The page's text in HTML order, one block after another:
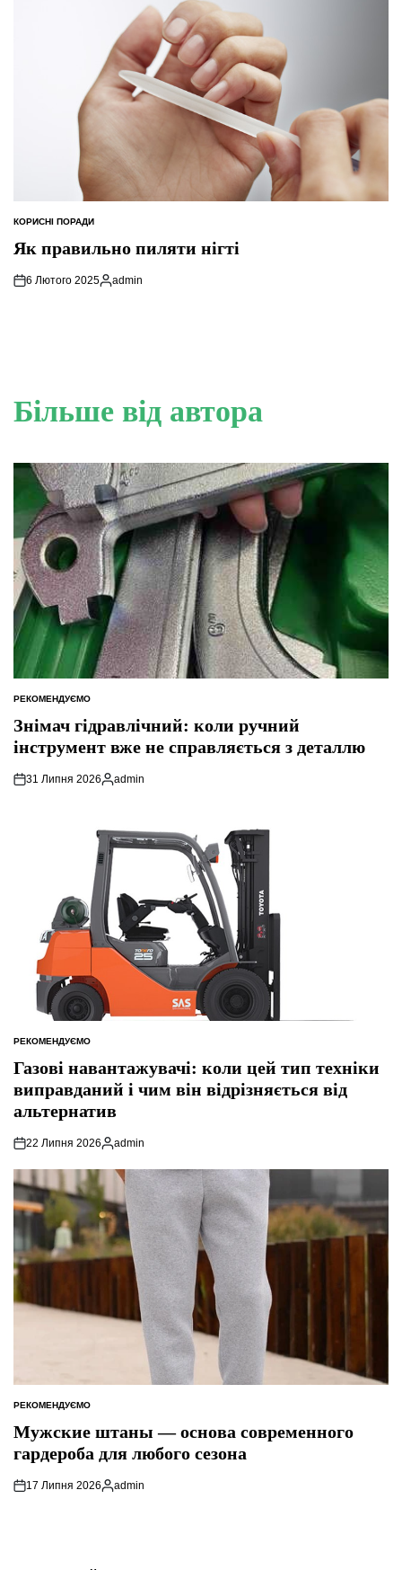
ОПУБЛІКУВАТИ
КОРИСНІ ПОРАДИ
Як правильно пиляти нігті
6 Лютого 2025
Опубліковано
admin
Більше від автора
ОПУБЛІКУВАТИ
РЕКОМЕНДУЄМО
Знімач гідравлічний: коли ручний
інструмент вже не справляється з деталлю
31 Липня 2026
Опубліковано
admin
ОПУБЛІКУВАТИ
РЕКОМЕНДУЄМО
Газові навантажувачі: коли цей тип техніки
виправданий і чим він відрізняється від
альтернатив
22 Липня 2026
Опубліковано
admin
ОПУБЛІКУВАТИ
РЕКОМЕНДУЄМО
Мужские штаны — основа современного
гардероба для любого сезона
17 Липня 2026
Опубліковано
admin